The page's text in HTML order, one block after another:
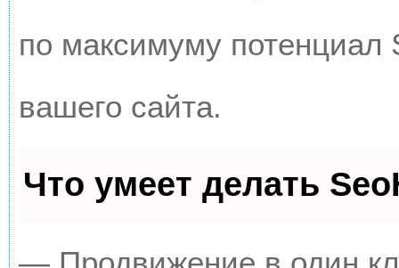
по максимуму потенциал
вашего сайта.
Что умеет делать